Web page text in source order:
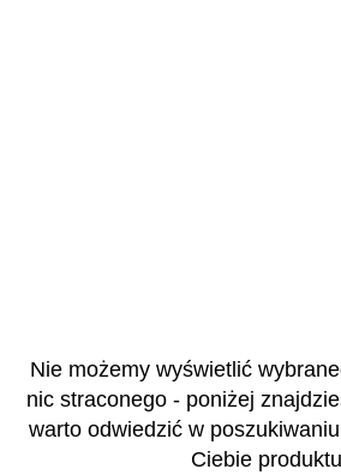
Nie możemy wyświetlić
nic straconego - poniżej
warto odwiedzić w
Ciebie